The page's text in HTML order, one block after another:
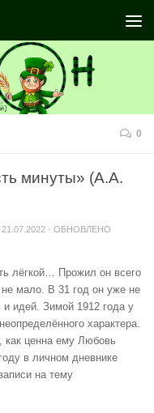
0
минуты» (А.А.
21.07.2022 · ОБНОВЛЕНО
лёгкой… Прожил он всего
мало. В 31 год он уже не
идей. Зимой 1912 года у
характера.
как ценна ему Любовь
в личном дневнике
на тему